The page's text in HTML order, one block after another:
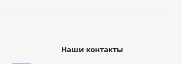
Наши контакты